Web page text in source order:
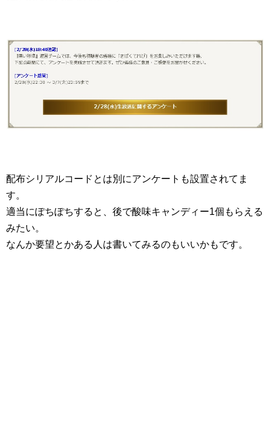
配布シリアルコードとは別にアンケートも設置されてま
す。
適当にぽちぽちすると、後で酸味キャンディー1個もらえる
みたい。
なんか要望とかある人は書いてみるのもいいかもです。